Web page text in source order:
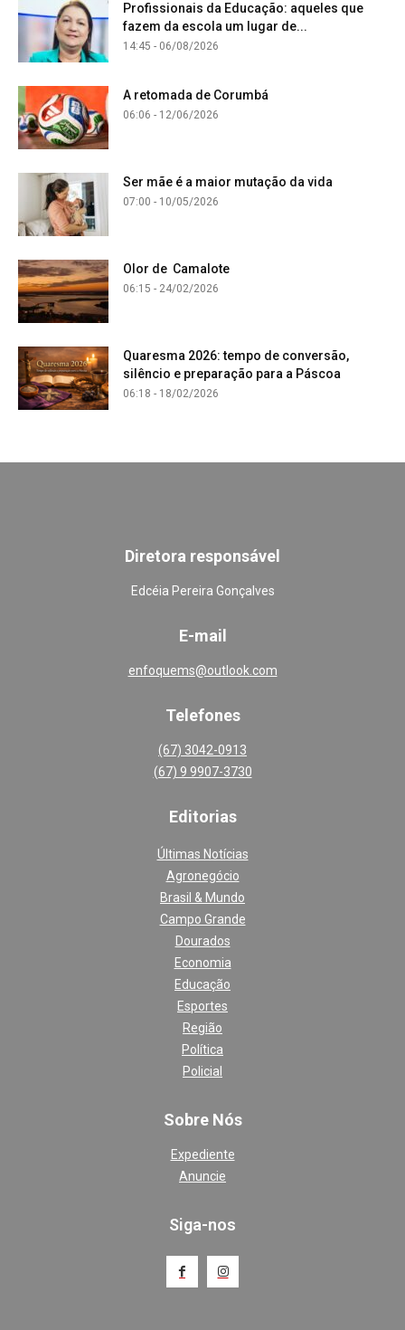
Profissionais da Educação: aqueles que
fazem da escola um lugar de...
14:45 - 06/08/2026
A retomada de Corumbá
06:06 - 12/06/2026
Ser mãe é a maior mutação da vida
07:00 - 10/05/2026
Olor de Camalote
06:15 - 24/02/2026
Quaresma 2026: tempo de conversão,
silêncio e preparação para a Páscoa
06:18 - 18/02/2026
Diretora responsável
Edcéia Pereira Gonçalves
E-mail
enfoquems@outlook.com
Telefones
(67) 3042-0913
(67) 9 9907-3730
Editorias
Últimas Notícias
Agronegócio
Brasil & Mundo
Campo Grande
Dourados
Economia
Educação
Esportes
Região
Política
Policial
Sobre Nós
Expediente
Anuncie
Siga-nos